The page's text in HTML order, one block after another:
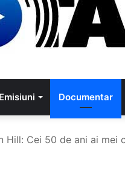
Emisiuni Documentar
Hill: Cei 50 de ani ai mei